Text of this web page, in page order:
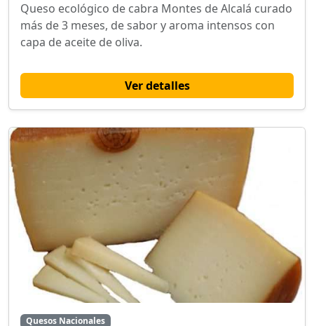
Queso ecológico de cabra Montes de Alcalá curado
más de 3 meses, de sabor y aroma intensos con
capa de aceite de oliva.
Ver detalles
Quesos Nacionales